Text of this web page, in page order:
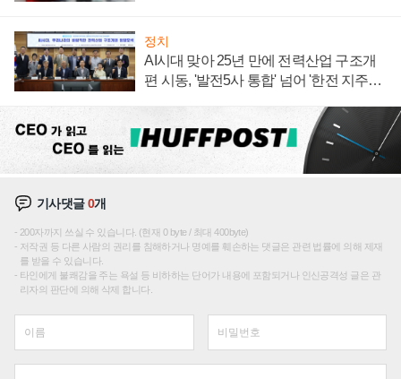
정치
AI시대 맞아 25년 만에 전력산업 구조개
편 시동, '발전5사 통합' 넘어 '한전 지주사'
기사댓글0개
200자까지 쓰실 수 있습니다. (현재 0 byte / 최대 400byte)
저작권 등 다른 사람의 권리를 침해하거나 명예를 훼손하는 댓글은 관련 법률에 의해 제재
를 받을 수 있습니다.
타인에게 불쾌감을 주는 욕설 등 비하하는 단어가 내용에 포함되거나 인신공격성 글은 관
리자의 판단에 의해 삭제 합니다.